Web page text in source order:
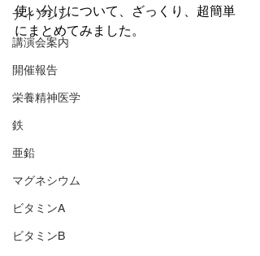
ナイアシン
講演会案内
開催報告
栄養精神医学
鉄
亜鉛
マグネシウム
ビタミンA
ビタミンB
使い分けについて、ざっくり、超簡単
にまとめてみました。